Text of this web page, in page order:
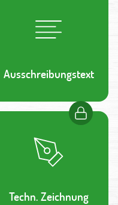
Ausschreibungstext
Techn. Zeichnung